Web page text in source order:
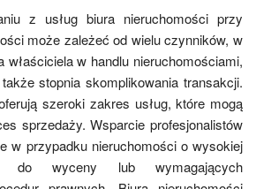
z usług biura nieruchomości przy
może zależeć od wielu czynników, w
właściciela w handlu nieruchomościami,
stopnia skomplikowania transakcji.
szeroki zakres usług, które mogą
sprzedaży. Wsparcie profesjonalistów
w przypadku nieruchomości o wysokiej
do wyceny lub wymagających